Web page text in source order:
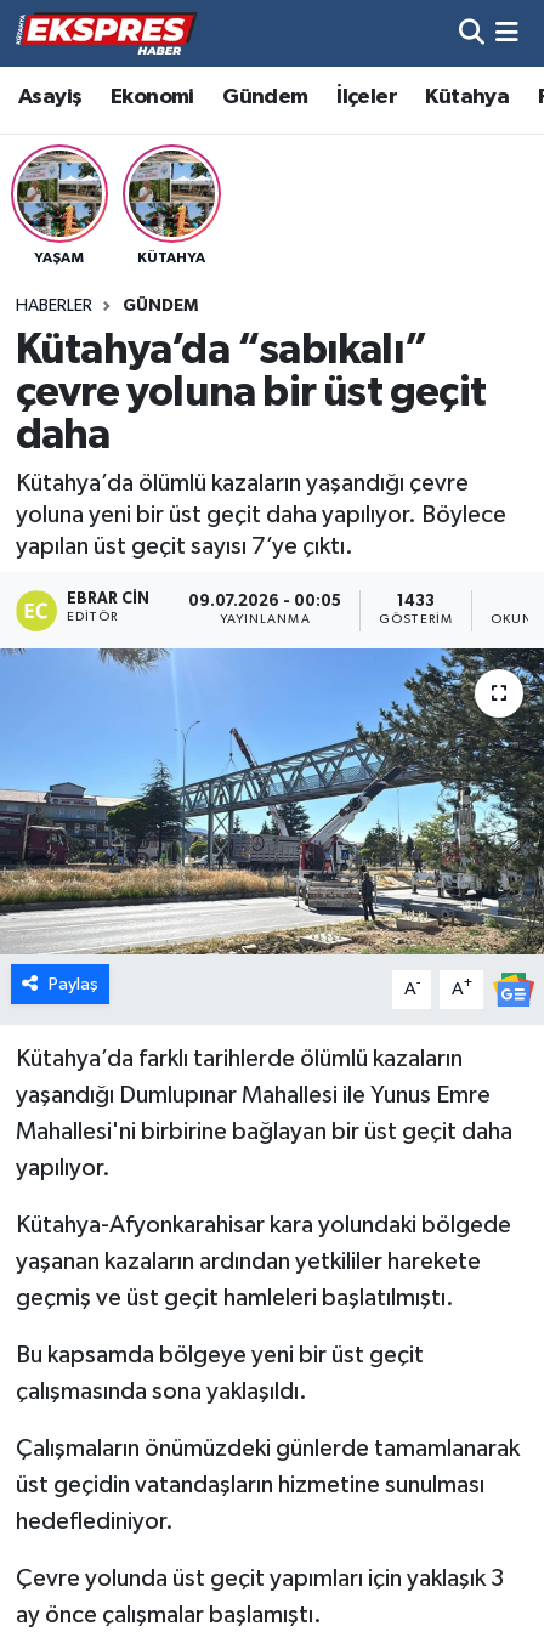
Asayiş Ekonomi Gündem İlçeler Kütahya
YAŞAM KÜTAHYA
HABERLER GÜNDEM
Kütahya’da “sabıkalı”
çevre yoluna bir üst geçit
daha
Kütahya’da ölümlü kazaların yaşandığı çevre
yoluna yeni bir üst geçit daha yapılıyor. Böylece
yapılan üst geçit sayısı 7’ye çıktı.
EBRAR CIN
EDITÖR
09.07.2026 - 00:05
YAYINLANMA
1433
GÖSTERIM
Paylaş A- A+
Kütahya’da farklı tarihlerde ölümlü kazaların
yaşandığı Dumlupınar Mahallesi ile Yunus Emre
Mahallesi'ni birbirine bağlayan bir üst geçit daha
yapılıyor.
Kütahya-Afyonkarahisar kara yolundaki bölgede
yaşanan kazaların ardından yetkililer harekete
geçmiş ve üst geçit hamleleri başlatılmıştı.
Bu kapsamda bölgeye yeni bir üst geçit
çalışmasında sona yaklaşıldı.
Çalışmaların önümüzdeki günlerde tamamlanarak
üst geçidin vatandaşların hizmetine sunulması
hedeflediniyor.
Çevre yolunda üst geçit yapımları için yaklaşık 3
ay önce çalışmalar başlamıştı.
Altıntaş
Asayiş
Aslanapa
Bölge
Çavdarhisar
Dumlupınar
Dünya
Eğitim
Foto Galeri
Gediz
Genel
Hisarcık
İlçeler
Kültür Sanat
Magazin
Otomobil
Pazarlar
Politika
Hava Durumu
Trafik Durumu
Süper Lig Puan Durumu ve Fikstür
Son Dakika Haberleri
Haber Arşivi